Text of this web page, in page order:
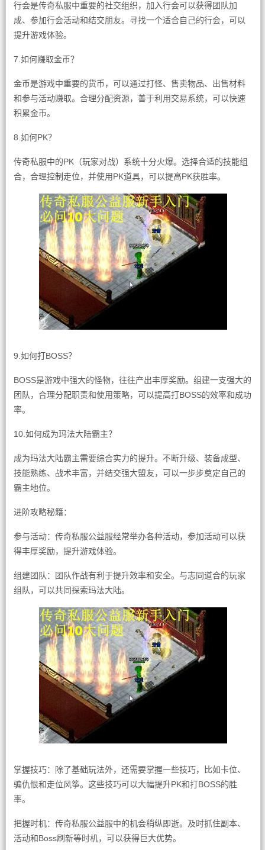
行会是传奇私服中重要的社交组织，加入行会可以获得团队加
成、参加行会活动和结交朋友。寻找一个适合自己的行会，可以
提升游戏体验。
7.如何赚取金币？
金币是游戏中重要的货币，可以通过打怪、售卖物品、出售材料
和参与活动赚取。合理分配资源，善于利用交易系统，可以快速
积累金币。
8.如何PK？
传奇私服中的PK（玩家对战）系统十分火爆。选择合适的技能组
合，合理控制走位，并使用PK道具，可以提高PK获胜率。
9.如何打BOSS？
BOSS是游戏中强大的怪物，往往产出丰厚奖励。组建一支强大的
团队，合理分配职责和使用策略，可以提高打BOSS的效率和成功
率。
10.如何成为玛法大陆霸主？
成为玛法大陆霸主需要综合实力的提升。不断升级、装备成型、
技能熟练、战术丰富，并结交强大盟友，可以一步步奠定自己的
霸主地位。
进阶攻略秘籍：
参与活动：传奇私服公益服经常举办各种活动，参加活动可以获
得丰厚奖励，提升游戏体验。
组建团队：团队作战有利于提升效率和安全。与志同道合的玩家
组队，可以共同探索玛法大陆。
掌握技巧：除了基础玩法外，还需要掌握一些技巧，比如卡位、
骗仇恨和走位风筝。这些技巧可以大幅提升PK和打BOSS的胜
率。
把握时机：传奇私服公益服中的机会稍纵即逝。及时抓住副本、
活动和Boss刷新等时机，可以获得巨大优势。